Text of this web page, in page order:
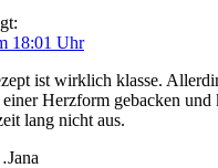
18:01 Uhr
ist wirk­lich klas­se.
Herz­form geba­cken und
lang nicht aus.